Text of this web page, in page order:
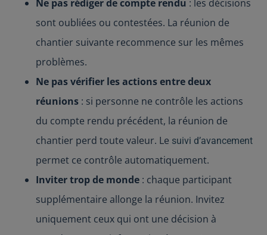
Ne pas rédiger de compte rendu : les décisions
sont oubliées ou contestées. La réunion de
chantier suivante recommence sur les mêmes
problèmes.
Ne pas vérifier les actions entre deux
réunions : si personne ne contrôle les actions
du compte rendu précédent, la réunion de
chantier perd toute valeur. Le suivi d’avancement
permet ce contrôle automatiquement.
Inviter trop de monde : chaque participant
supplémentaire allonge la réunion. Invitez
uniquement ceux qui ont une décision à